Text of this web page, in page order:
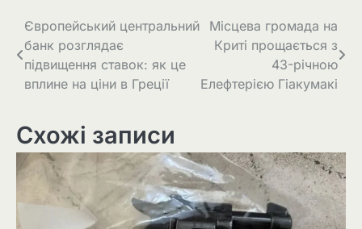
Європейський центральний
банк розглядає
підвищення ставок: як це
вплине на ціни в Греції
Місцева громада на
Криті прощається з
43-річною
Елефтерією Гіакумакі
Схожі записи